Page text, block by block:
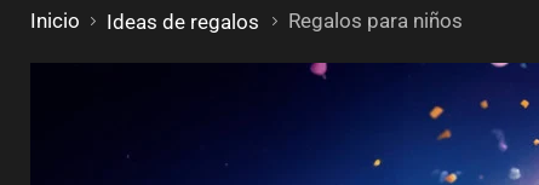
Inicio Ideas de regalos Regalos para niños